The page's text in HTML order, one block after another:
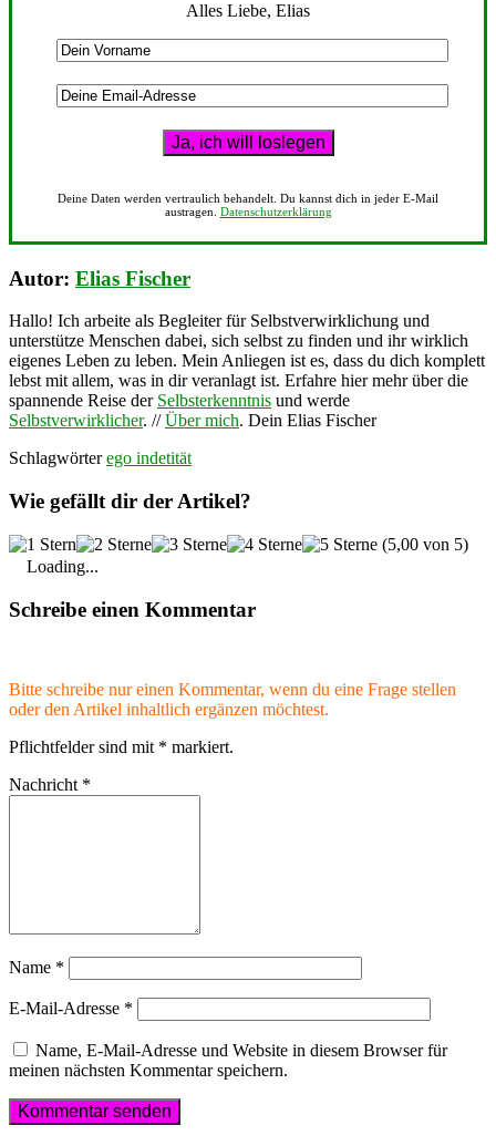
Alles Liebe, Elias
Deine Daten werden vertraulich behandelt. Du kannst dich in jeder E-Mail
austragen. Datenschutzerklärung
Autor: Elias Fischer
Hallo! Ich arbeite als Begleiter für Selbstverwirklichung und
unterstütze Menschen dabei, sich selbst zu finden und ihr wirklich
eigenes Leben zu leben. Mein Anliegen ist es, dass du dich komplett
lebst mit allem, was in dir veranlagt ist. Erfahre hier mehr über die
spannende Reise der Selbsterkenntnis und werde
Selbstverwirklicher. //Über mich. Dein Elias Fischer
Schlagwörter ego indetität
Wie gefällt dir der Artikel?
(5,00 von 5)
Loading...
Schreibe einen Kommentar
Bitte schreibe nur einen Kommentar, wenn du eine Frage stellen
oder den Artikel inhaltlich ergänzen möchtest.
Pflichtfelder sind mit * markiert.
Nachricht *
Name *
E-Mail-Adresse *
Name, E-Mail-Adresse und Website in diesem Browser für
meinen nächsten Kommentar speichern.